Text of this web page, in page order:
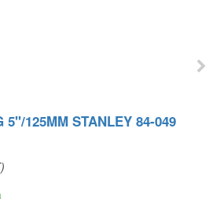
5"/125MM STANLEY 84-049